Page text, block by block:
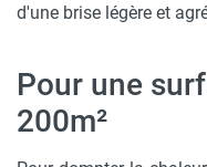
d'une brise légère et
Pour une
200m²